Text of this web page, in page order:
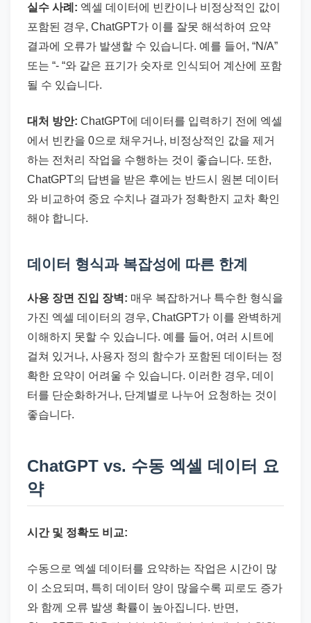
실수 사례: 엑셀 데이터에 빈칸이나 비정상적인 값이
포함된 경우, ChatGPT가 이를 잘못 해석하여 요약
결과에 오류가 발생할 수 있습니다. 예를 들어, “N/A”
또는 “- “와 같은 표기가 숫자로 인식되어 계산에 포함
될 수 있습니다.
대처 방안: ChatGPT에 데이터를 입력하기 전에 엑셀
에서 빈칸을 0으로 채우거나, 비정상적인 값을 제거
하는 전처리 작업을 수행하는 것이 좋습니다. 또한,
ChatGPT의 답변을 받은 후에는 반드시 원본 데이터
와 비교하여 중요 수치나 결과가 정확한지 교차 확인
해야 합니다.
데이터 형식과 복잡성에 따른 한계
사용 장면 진입 장벽: 매우 복잡하거나 특수한 형식을
가진 엑셀 데이터의 경우, ChatGPT가 이를 완벽하게
이해하지 못할 수 있습니다. 예를 들어, 여러 시트에
걸쳐 있거나, 사용자 정의 함수가 포함된 데이터는 정
확한 요약이 어려울 수 있습니다. 이러한 경우, 데이
터를 단순화하거나, 단계별로 나누어 요청하는 것이
좋습니다.
ChatGPT vs. 수동 엑셀 데이터 요
약
시간 및 정확도 비교:
수동으로 엑셀 데이터를 요약하는 작업은 시간이 많
이 소요되며, 특히 데이터 양이 많을수록 피로도 증가
와 함께 오류 발생 확률이 높아집니다. 반면,